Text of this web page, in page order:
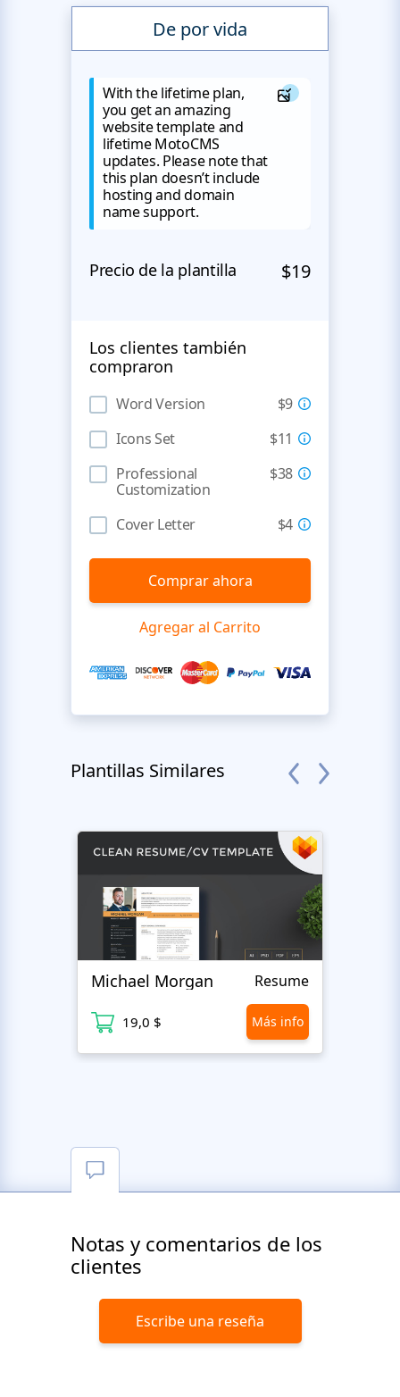
De por vida
With the lifetime plan,
you get an amazing
website template and
lifetime MotoCMS
updates. Please note that
this plan doesn’t include
hosting and domain
name support.
Precio de la plantilla $19
Los clientes también
compraron
Word Version
$9
Icons Set
$11
Professional
Customization
$38
Cover Letter $4
Comprar ahora
Agregar al Carrito
Plantillas Similares
Michael Morgan Resume
19,0 $ Más info
Notas y comentarios de los
clientes
Escribe una reseña